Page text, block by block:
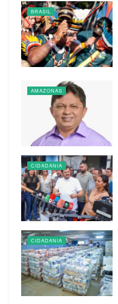
BRASIL
AMAZONAS
CIDADANIA
CIDADANIA